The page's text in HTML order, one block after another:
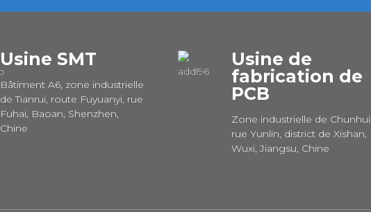
Usine SMT
Bâtiment A6, zone industrielle
de Tianrui, route Fuyuanyi, rue
Fuhai, Baoan, Shenzhen,
Chine
Usine de
fabrication de
PCB
Zone industrielle de Chunhui,
rue Yunlin, district de Xishan,
Wuxi, Jiangsu, Chine